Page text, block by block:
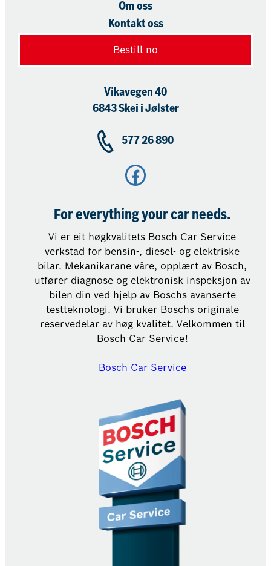
Om oss
Kontakt oss
Bestill no
Vikavegen 40
6843 Skei i Jølster
577 26 890
Facebook
For everything your car needs.
Vi er eit høgkvalitets Bosch Car Service
verkstad for bensin-, diesel- og elektriske
bilar. Mekanikarane våre, opplært av Bosch,
utfører diagnose og elektronisk inspeksjon av
bilen din ved hjelp av Boschs avanserte
testteknologi. Vi bruker Boschs originale
reservedelar av høg kvalitet. Velkommen til
Bosch Car Service!
Bosch Car Service